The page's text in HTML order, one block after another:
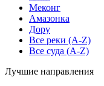
Меконг
Амазонка
Дору
Все реки (A-Z)
Все суда (A-Z)
Лучшие направления